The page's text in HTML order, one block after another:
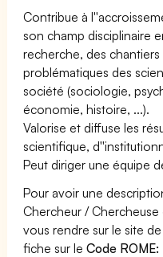
Contribue à
son champ disciplinaire
recherche, des
problématiques des
société (sociologie,
économie, histoire, ...).
Valorise et diffuse les
scientifique,
Peut diriger une équipe
Pour avoir une
Chercheur /
vous rendre sur le site
fiche sur leCode